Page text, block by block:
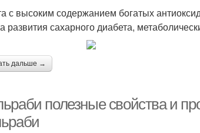
с высоким содержанием богатых
развития сахарного диабета,
дальше →
полезные свойства и